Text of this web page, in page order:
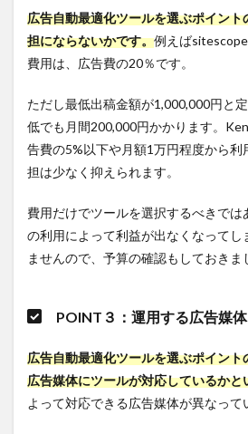
広告自動最適化ツールを選ぶポイント
担にならないかです。例えば
費用は、広告費の20％です。
ただし最低出稿金額が1,000,000円と
低でも月間200,000円かかります。
告費の5%以下や月額1万円程度から利
担は少なく抑えられます。
費用だけでツールを選択するべきで
の利用によって利益が出なくなってし
ませんので、予算の確認もしておきま
POINT３：運用する広告媒
広告自動最適化ツールを選ぶポイント
広告媒体にツールが対応しているかと
よって対応できる広告媒体が異なって